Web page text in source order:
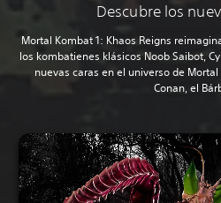
Descubre los
Mortal Kombat 1: Khaos Reigns
los kombatienes klásicos Noob Saibot,
nuevas caras en el universo de
Conan, el